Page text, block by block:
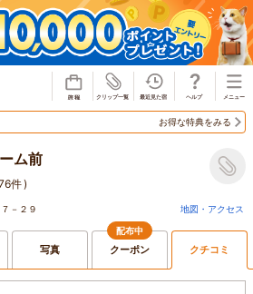
お得な特典をみる
ム前
件)
－２９ 地図・アクセス
写真
配布中
クーポン クチコミ